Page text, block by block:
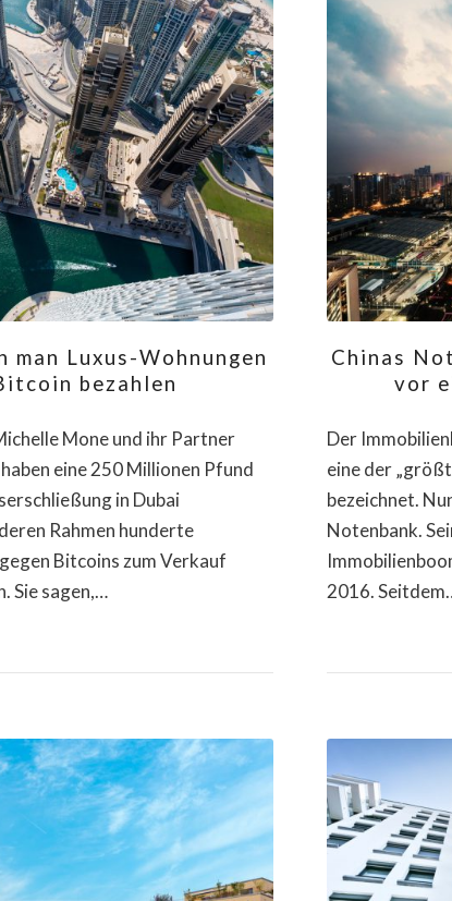
man Luxus-Wohnungen
bezahlen
Mone und ihr Partner
eine 250 Millionen Pfund
in Dubai
Rahmen hunderte
Bitcoins zum Verkauf
Sie sagen,…
Chinas
vor
Der
eine der
bezeichnet.
Notenbank.
2016.